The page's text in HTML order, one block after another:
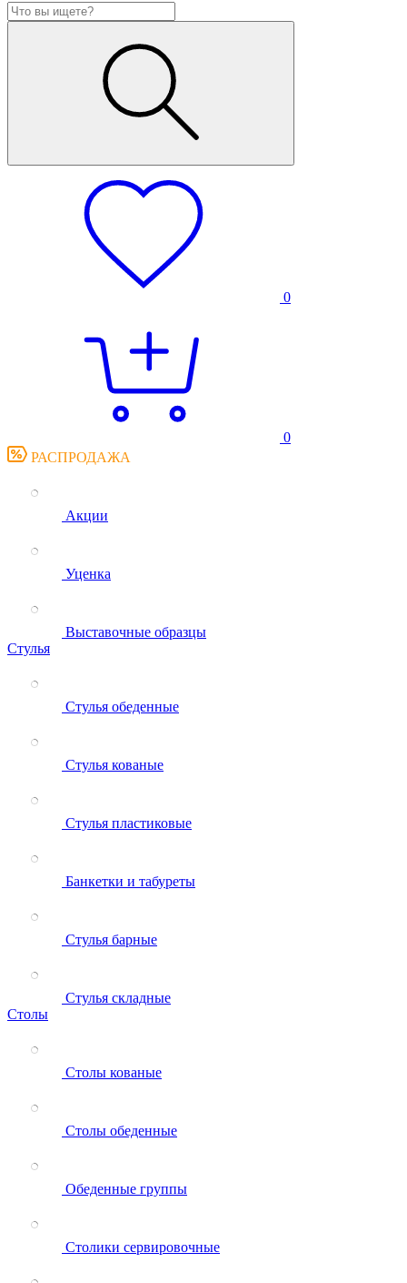
0
0
РАСПРОДАЖА
Акции
Уценка
Выставочные образцы
Стулья
Стулья обеденные
Стулья кованые
Стулья пластиковые
Банкетки и табуреты
Стулья барные
Стулья складные
Столы
Столы кованые
Столы обеденные
Обеденные группы
Столики сервировочные